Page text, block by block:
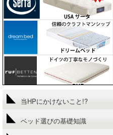
当HPにかけないこと!?
ベッド選びの基礎知識